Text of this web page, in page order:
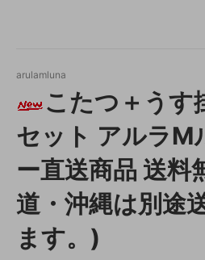
arulamluna
こたつ＋うす
セット アルラM
ー直送商品 送料
道・沖縄は別途
ます。)